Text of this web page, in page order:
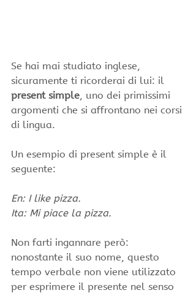
Se hai mai studiato inglese,
sicuramente ti ricorderai di lui: il
present simple , uno dei primissimi
argomenti che si affrontano nei corsi
di lingua.
Un esempio di present simple è il
seguente:
En: I like pizza.
Ita: Mi piace la pizza.
Non farti ingannare però:
nonostante il suo nome, questo
tempo verbale non viene utilizzato
per esprimere il presente nel senso